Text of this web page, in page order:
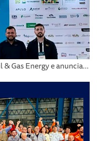
Gas Energy e anuncia...